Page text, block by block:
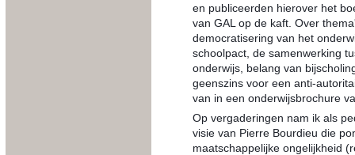
en publiceerden hierover het
van GAL op de kaft. Over
democratisering van het
schoolpact, de samenwerking
onderwijs, belang van
geenszins voor een anti-
van in een onderwijsbrochure
Op vergaderingen nam ik als
visie van Pierre Bourdieu die
maatschappelijke ongelijkheid